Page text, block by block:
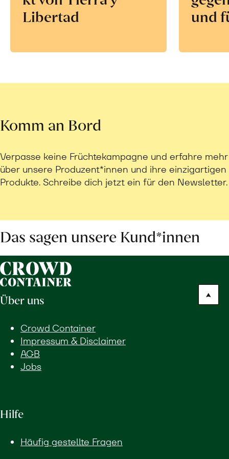
Libertad
und
Komm an Bord
Verpasse keine Früchtekampagne und erfahre mehr
über unsere Produzent*innen und ihre einzigartigen
Produkte. Schreibe dich jetzt ein für den Newsletter.
Das sagen unsere Kund*innen
Über uns
Crowd Container
Impressum & Disclaimer
AGB
Jobs
Hilfe
Häufig gestellte Fragen